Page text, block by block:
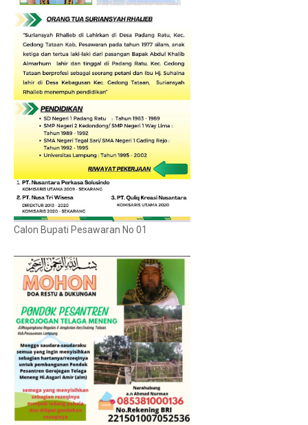
Calon Bupati Pesawaran No 01